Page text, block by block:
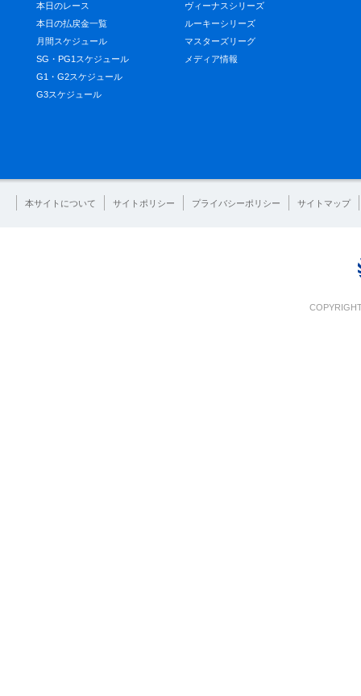
本日のレース
本日の払戻金一覧
月間スケジュール
SG・PG1スケジュール
G1・G2スケジュール
G3スケジュール
ヴィーナスシリーズ
ルーキーシリーズ
マスターズリーグ
メディア情報
本サイトについて サイトポリシー プライバシーポリシー サイトマップ